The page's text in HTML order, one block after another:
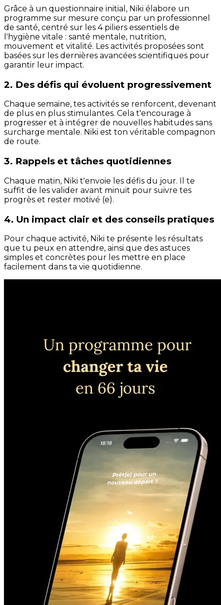
Grâce à un questionnaire initial, Niki élabore un
programme sur mesure conçu par un professionnel
de santé, centré sur les 4 piliers essentiels de
l'hygiène vitale : santé mentale, nutrition,
mouvement et vitalité. Les activités proposées sont
basées sur les dernières avancées scientifiques pour
garantir leur impact.
2. Des défis qui évoluent progressivement
Chaque semaine, tes activités se renforcent, devenant
de plus en plus stimulantes. Cela t'encourage à
progresser et à intégrer de nouvelles habitudes sans
surcharge mentale. Niki est ton véritable compagnon
de route.
3. Rappels et tâches quotidiennes
Chaque matin, Niki t'envoie les défis du jour. Il te
suffit de les valider avant minuit pour suivre tes
progrès et rester motivé (e).
4. Un impact clair et des conseils pratiques
Pour chaque activité, Niki te présente les résultats
que tu peux en attendre, ainsi que des astuces
simples et concrètes pour les mettre en place
facilement dans ta vie quotidienne.